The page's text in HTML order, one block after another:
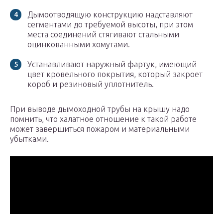
Дымоотводящую конструкцию надставляют
сегментами до требуемой высоты, при этом
места соединений стягивают стальными
оцинкованными хомутами.
Устанавливают наружный фартук, имеющий
цвет кровельного покрытия, который закроет
короб и резиновый уплотнитель.
При выводе дымоходной трубы на крышу надо
помнить, что халатное отношение к такой работе
может завершиться пожаром и материальными
убытками.